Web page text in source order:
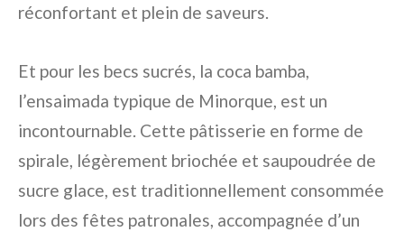
réconfortant et plein de saveurs.
Et pour les becs sucrés, la coca bamba,
l’ensaimada typique de Minorque, est un
incontournable. Cette pâtisserie en forme de
spirale, légèrement briochée et saupoudrée de
sucre glace, est traditionnellement consommée
lors des fêtes patronales, accompagnée d’un